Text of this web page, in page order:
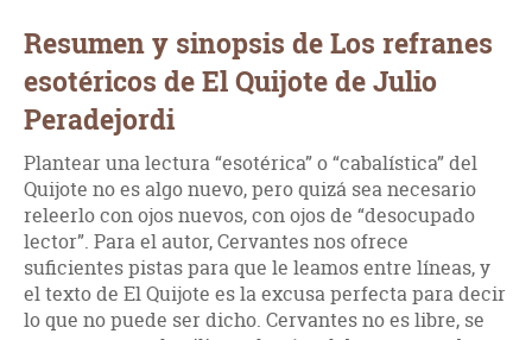
Resumen y sinopsis de Los refranes
esotéricos de El Quijote de Julio
Peradejordi
Plantear una lectura “esotérica” o “cabalística” del
Quijote no es algo nuevo, pero quizá sea necesario
releerlo con ojos nuevos, con ojos de “desocupado
lector”. Para el autor, Cervantes nos ofrece
suficientes pistas para que le leamos entre líneas, y
el texto de El Quijote es la excusa perfecta para decir
lo que no puede ser dicho. Cervantes no es libre, se